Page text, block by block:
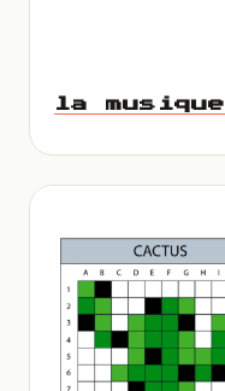
la musique